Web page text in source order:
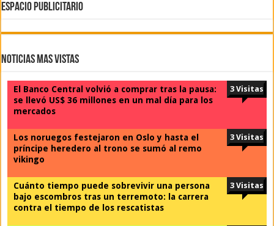
ESPACIO PUBLICITARIO
Noticias Mas Vistas
El Banco Central volvió a comprar tras la pausa:
se llevó US$ 36 millones en un mal día para los
mercados
3 Visitas
Los noruegos festejaron en Oslo y hasta el
príncipe heredero al trono se sumó al remo
vikingo
3 Visitas
Cuánto tiempo puede sobrevivir una persona
bajo escombros tras un terremoto: la carrera
contra el tiempo de los rescatistas
3 Visitas